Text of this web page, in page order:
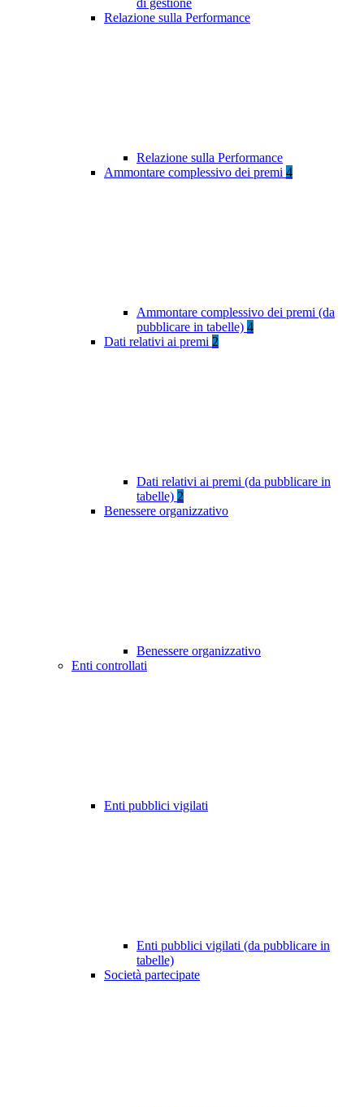
di gestione
Relazione sulla Performance
Relazione sulla Performance
Ammontare complessivo dei premi 4
Ammontare complessivo dei premi (da
pubblicare in tabelle) 4
Dati relativi ai premi 2
Dati relativi ai premi (da pubblicare in
tabelle) 2
Benessere organizzativo
Benessere organizzativo
Enti controllati
Enti pubblici vigilati
Enti pubblici vigilati (da pubblicare in
tabelle)
Società partecipate